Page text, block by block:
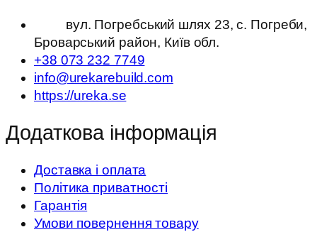
вул. Погребський шлях 23, с. Погреби,
Броварський район, Київ обл.
+38 073 232 7749
info@urekarebuild.com
https://ureka.se
Додаткова інформація
Доставка і оплата
Політика приватності
Гарантія
Умови повернення товару